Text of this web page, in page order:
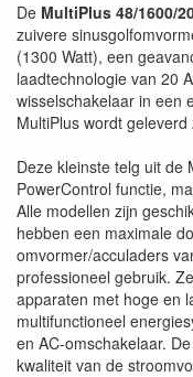
De MultiPlus 48/1600/
zuivere
(1300 Watt), een
laadtechnologie van 20
wisselschakelaar in een
MultiPlus wordt
Deze kleinste telg uit de
PowerControl functie,
Alle modellen zijn
hebben een maximale
omvormer/acculaders
professioneel gebruik.
apparaten met hoge en
multifunctioneel
en AC-omschakelaar.
kwaliteit van de